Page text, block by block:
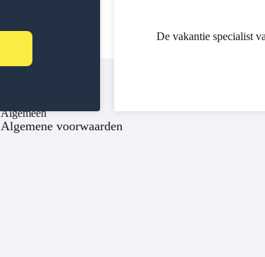
De vakantie specialist
Algemeen
Algemene voorwaarden